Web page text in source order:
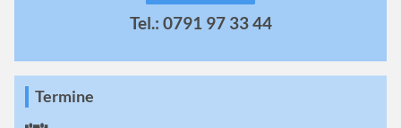
Tel.: 0791 97 33 44
Termine